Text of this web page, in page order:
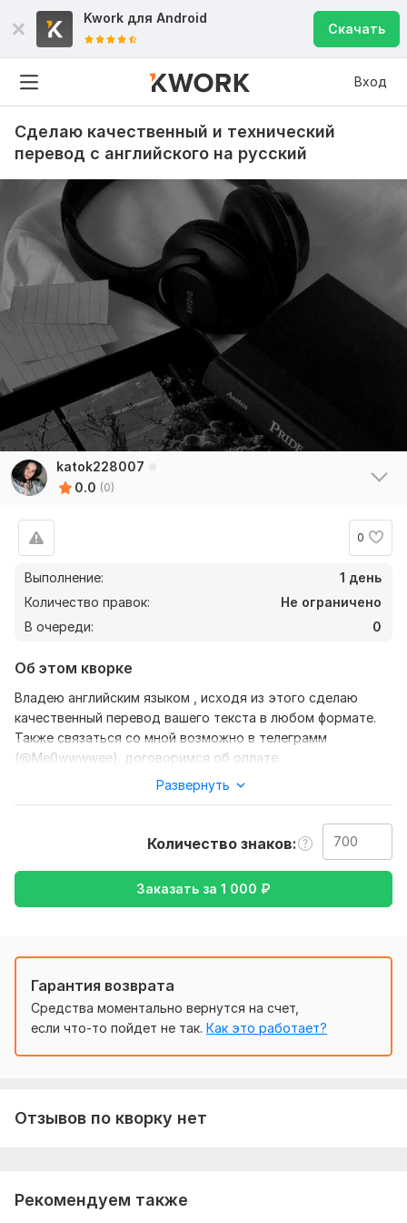
Kwork для Android
Скачать
Вход
Сделаю качественный и технический
перевод с английского на русский
katok228007
0.0 (0)
0
Выполнение:
1 день
Количество правок:
Не ограничено
В очереди:
0
Об этом кворке
Владею английским языком , исходя из этого сделаю
качественный перевод вашего текста в любом формате.
Также связаться со мной возможно в телеграмм
(@Me0wwwwee). договоримся об оплате
также уточнение моей работы-перевод с английского на
русский , либо же с русского на английский
Тематика:
Авто и мото,
Интернет и технологии,
Кулинария,
с Английского на Русский
Объем услуги в кворке: 700 знаков
Развернуть
Количество знаков
Заказать за 1 000 ₽
Гарантия возврата
Средства моментально вернутся на счет,
если что-то пойдет не так. Как это работает?
Отзывов по кворку нет
Рекомендуем также